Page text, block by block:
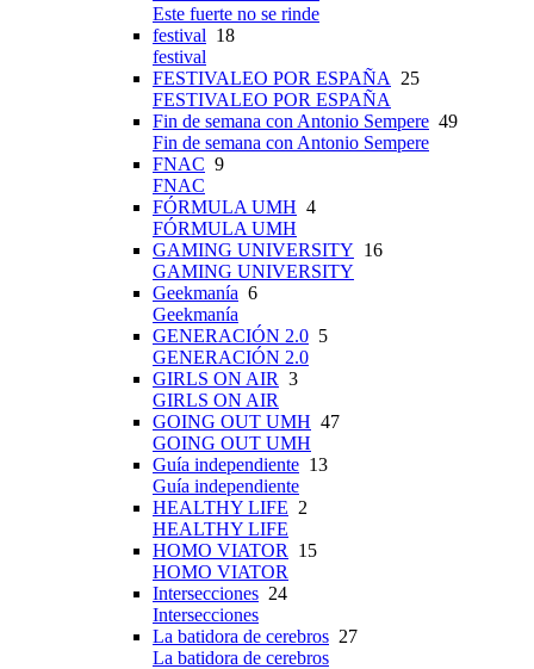
Este fuerte no se rinde
festival 18
festival
FESTIVALEO POR ESPAÑA 25
FESTIVALEO POR ESPAÑA
Fin de semana con Antonio Sempere 49
Fin de semana con Antonio Sempere
FNAC 9
FNAC
FÓRMULA UMH 4
FÓRMULA UMH
GAMING UNIVERSITY 16
GAMING UNIVERSITY
Geekmanía 6
Geekmanía
GENERACIÓN 2.0 5
GENERACIÓN 2.0
GIRLS ON AIR 3
GIRLS ON AIR
GOING OUT UMH 47
GOING OUT UMH
Guía independiente 13
Guía independiente
HEALTHY LIFE 2
HEALTHY LIFE
HOMO VIATOR 15
HOMO VIATOR
Intersecciones 24
Intersecciones
La batidora de cerebros 27
La batidora de cerebros